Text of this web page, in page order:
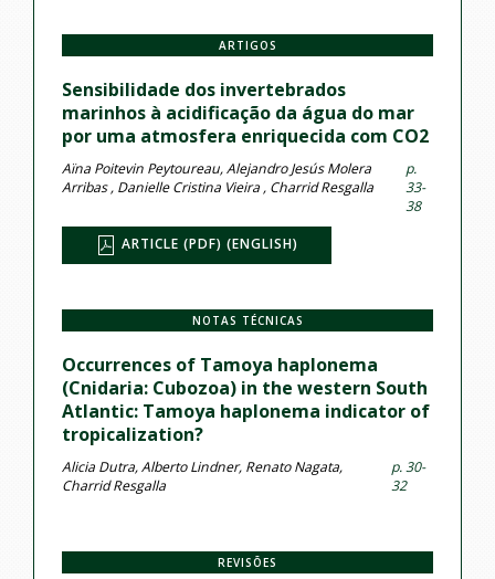
ARTIGOS
Sensibilidade dos invertebrados
marinhos à acidificação da água do mar
por uma atmosfera enriquecida com CO2
Aïna Poitevin Peytoureau, Alejandro Jesús Molera
Arribas , Danielle Cristina Vieira , Charrid Resgalla
p.
33-
38
ARTICLE (PDF) (ENGLISH)
NOTAS TÉCNICAS
Occurrences of Tamoya haplonema
(Cnidaria: Cubozoa) in the western South
Atlantic: Tamoya haplonema indicator of
tropicalization?
Alicia Dutra, Alberto Lindner, Renato Nagata,
Charrid Resgalla
p. 30-
32
REVISÕES